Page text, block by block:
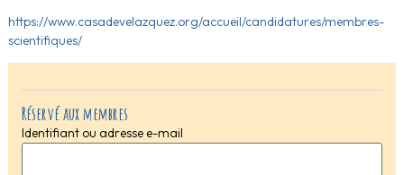
Réservé aux membres
Identifiant ou adresse e-mail
https://www.casadevelazquez.org/accueil/candidatures/membres-
scientifiques/